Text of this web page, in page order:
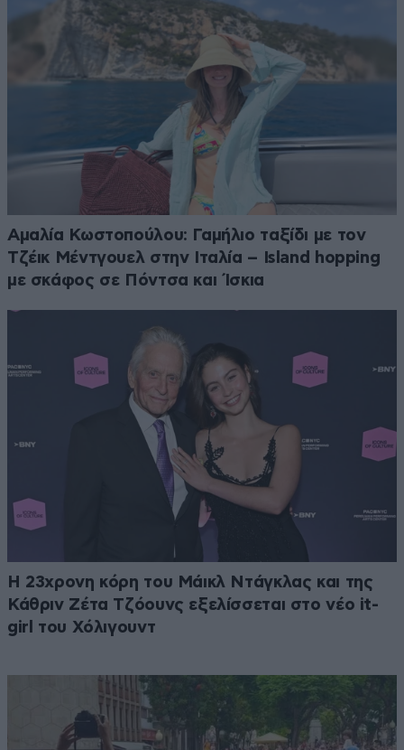
Αμαλία Κωστοπούλου: Γαμήλιο ταξίδι με τον
Τζέικ Μέντγουελ στην Ιταλία – Island hopping
με σκάφος σε Πόντσα και Ίσκια
Η 23χρονη κόρη τoυ Μάικλ Ντάγκλας και της
Κάθριν Ζέτα Τζόουνς εξελίσσεται στο νέο it-
girl του Χόλιγουντ